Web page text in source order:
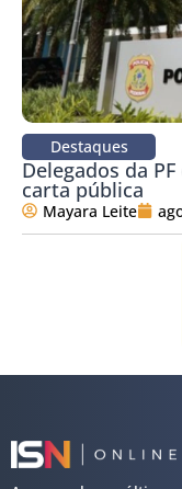
Destaques
Delegados da
carta pública
Mayara Leite